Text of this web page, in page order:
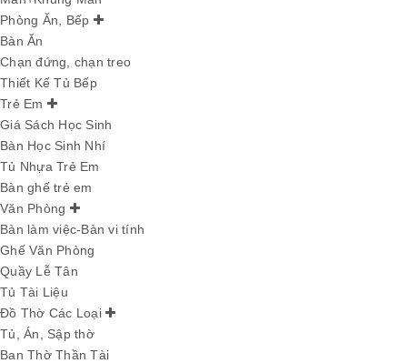
Phòng Ăn, Bếp
Bàn Ăn
Chạn đứng, chạn treo
Thiết Kế Tủ Bếp
Trẻ Em
Giá Sách Học Sinh
Bàn Học Sinh Nhí
Tủ Nhựa Trẻ Em
Bàn ghế trẻ em
Văn Phòng
Bàn làm việc-Bàn vi tính
Ghế Văn Phòng
Quầy Lễ Tân
Tủ Tài Liệu
Đồ Thờ Các Loại
Tủ, Án, Sập thờ
Ban Thờ Thần Tài